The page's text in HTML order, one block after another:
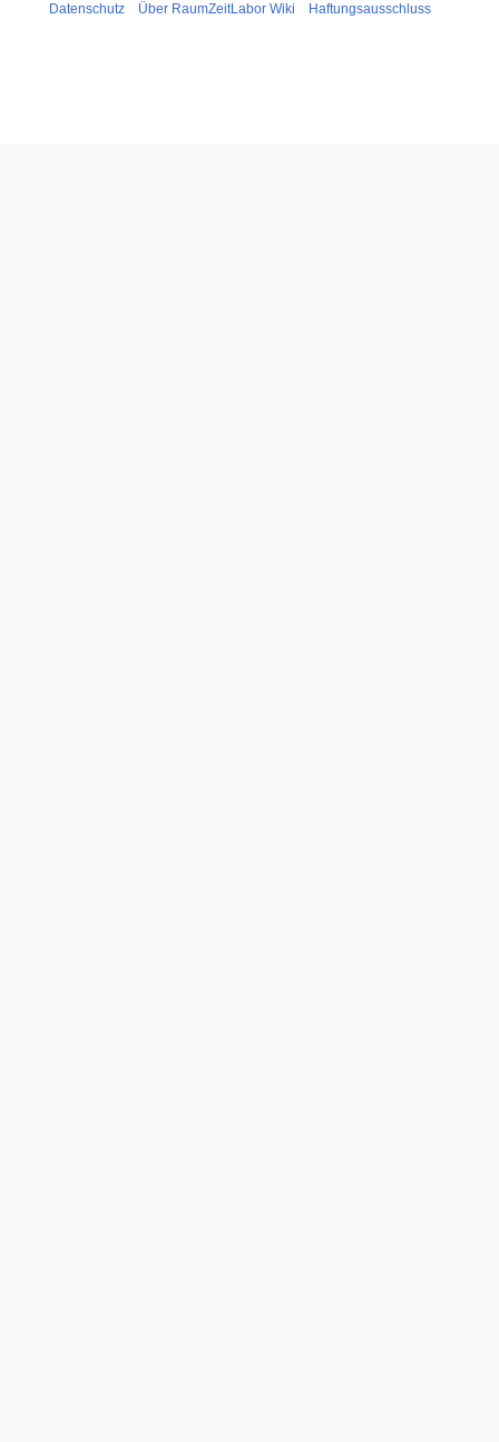
Datenschutz Über RaumZeitLabor Wiki Haftungsausschluss